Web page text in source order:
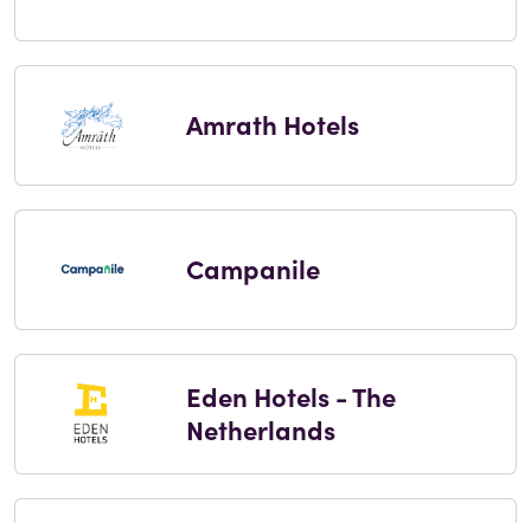
Amrath Hotels
Campanile
Eden Hotels - The
Netherlands